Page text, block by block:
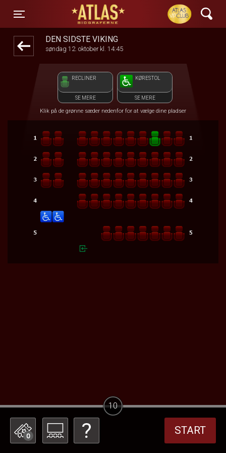
Toggle navigation
ATLAS Biograferne
DEN SIDSTE VIKING
søndag 12. oktober kl. 14:45
RECLINER
SE MERE
KØRESTOL
SE MERE
Klik på de grønne sæder nedenfor for at vælge dine pladser
0 START
10
1step-front02 065745